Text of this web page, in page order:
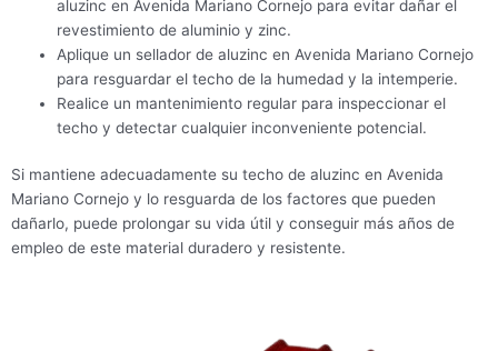
aluzinc en Avenida Mariano Cornejo para evitar dañar el
revestimiento de aluminio y zinc.
Aplique un sellador de aluzinc en Avenida Mariano Cornejo
para resguardar el techo de la humedad y la intemperie.
Realice un mantenimiento regular para inspeccionar el
techo y detectar cualquier inconveniente potencial.
Si mantiene adecuadamente su techo de aluzinc en Avenida
Mariano Cornejo y lo resguarda de los factores que pueden
dañarlo, puede prolongar su vida útil y conseguir más años de
empleo de este material duradero y resistente.